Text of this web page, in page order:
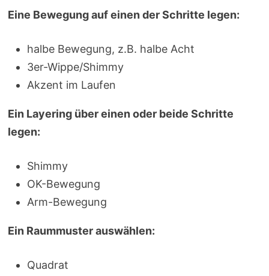
Eine Bewegung auf einen der Schritte legen:
halbe Bewegung, z.B. halbe Acht
3er-Wippe/Shimmy
Akzent im Laufen
Ein Layering über einen oder beide Schritte
legen:
Shimmy
OK-Bewegung
Arm-Bewegung
Ein Raummuster auswählen:
Quadrat